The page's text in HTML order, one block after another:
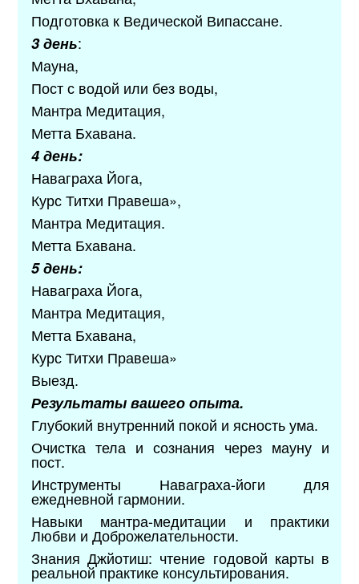
Подготовка к Ведической Випассане.
3 день:
Мауна,
Пост с водой или без воды,
Мантра Медитация,
Метта Бхавана.
4 день:
Наваграха Йога,
Курс Титхи Правеша»,
Мантра Медитация.
Метта Бхавана.
5 день:
Наваграха Йога,
Мантра Медитация,
Метта Бхавана,
Курс Титхи Правеша»
Выезд.
Результаты вашего опыта.
Глубокий внутренний покой и ясность ума.
Очистка тела и сознания через мауну и
пост.
Инструменты Наваграха-йоги для
ежедневной гармонии.
Навыки мантра-медитации и практики
Любви и Доброжелательности.
Знания Джйотиш: чтение годовой карты в
реальной практике консультирования.